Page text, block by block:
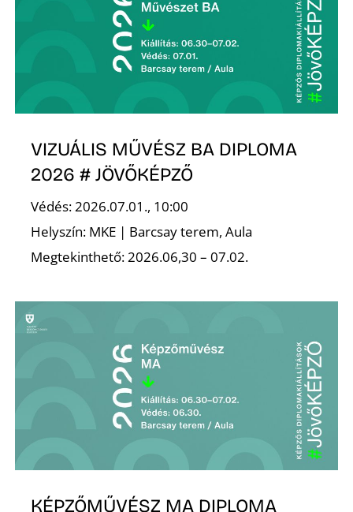
VIZUÁLIS MŰVÉSZ BA DIPLOMA
2026 # JÖVŐKÉPZŐ
Védés: 2026.07.01., 10:00
Helyszín: MKE | Barcsay terem, Aula
Megtekinthető: 2026.06,30 – 07.02.
KÉPZŐMŰVÉSZ MA DIPLOMA